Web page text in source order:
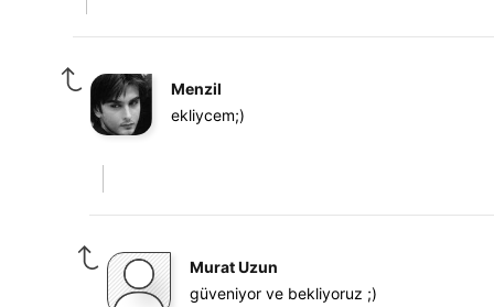
Menzil
ekliycem;)
Murat Uzun
güveniyor ve bekliyoruz ;)